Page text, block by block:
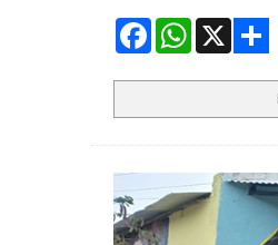
FacebookWhatsApp